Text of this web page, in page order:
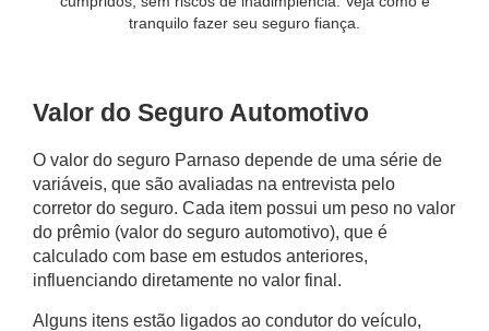
tranquilo fazer seu seguro fiança.
Valor do Seguro Automotivo
O valor do seguro Parnaso depende de uma série de
variáveis, que são avaliadas na entrevista pelo
corretor do seguro. Cada item possui um peso no valor
do prêmio (valor do seguro automotivo), que é
calculado com base em estudos anteriores,
influenciando diretamente no valor final.
Alguns itens estão ligados ao condutor do veículo,